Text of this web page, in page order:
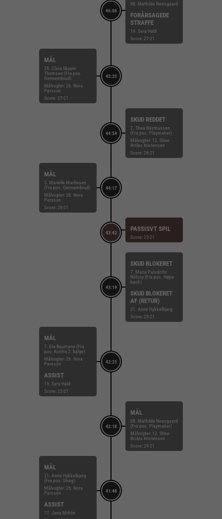
46:06
88. Mathilde Neesgaard
FORÅRSAGEDE
STRAFFE
19. Sara Hald
Score: 27-21
45:35
MÅL
28. Clara Skyum
Thomsen (Fra pos.
Gennembrud)
Målvogter: 26. Nora
Persson
Score: 27-21
44:54
SKUD REDDET
2. Thea Rasmussen
(Fra pos. Playmaker)
Målvogter: 12. Stine
Broløs Kristensen
Score: 26-21
44:17
MÅL
5. Marielle Martinsen
(Fra pos. Gennembrud)
Målvogter: 26. Nora
Persson
Score: 26-21
43:42
PASSISVT SPIL
Score: 25-21
43:19
SKUD BLOKERET
7. Maria Palsdottir
Nólsoy (Fra pos. Højre
back)
SKUD BLOKERET
AF (RETUR)
21. Anne Hykkelbjerg
Score: 25-21
42:25
MÅL
7. Era Baumann (Fra
pos. Kontra 2. bølge)
Målvogter: 26. Nora
Persson
ASSIST
19. Sara Hald
Score: 25-21
42:18
MÅL
88. Mathilde Neesgaard
(Fra pos. Playmaker)
Målvogter: 12. Stine
Broløs Kristensen
Score: 24-21
41:48
MÅL
21. Anne Hykkelbjerg
(Fra pos. Streg)
Målvogter: 26. Nora
Persson
ASSIST
77. Jana Mittún